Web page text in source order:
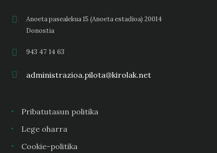
Anoeta pasealekua 15 (Anoeta estadioa) 20014
Donostia
943 47 14 63
administrazioa.pilota@kirolak.net
Pribatutasun politika
Lege oharra
Cookie-politika